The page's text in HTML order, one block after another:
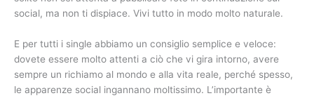
social, ma non ti dispiace. Vivi tutto in modo molto naturale.
E per tutti i single abbiamo un consiglio semplice e veloce:
dovete essere molto attenti a ciò che vi gira intorno, avere
sempre un richiamo al mondo e alla vita reale, perché spesso,
le apparenze social ingannano moltissimo. L’importante è